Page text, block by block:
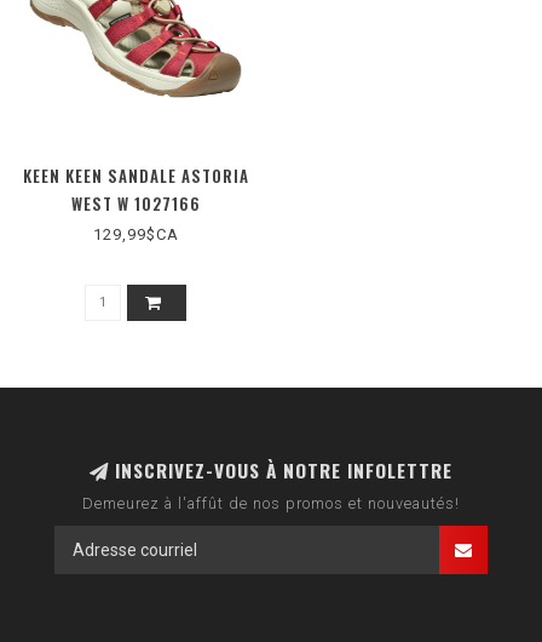
KEEN KEEN SANDALE ASTORIA
WEST W 1027166
129,99$CA
INSCRIVEZ-VOUS À NOTRE INFOLETTRE
Demeurez à l'affût de nos promos et nouveautés!